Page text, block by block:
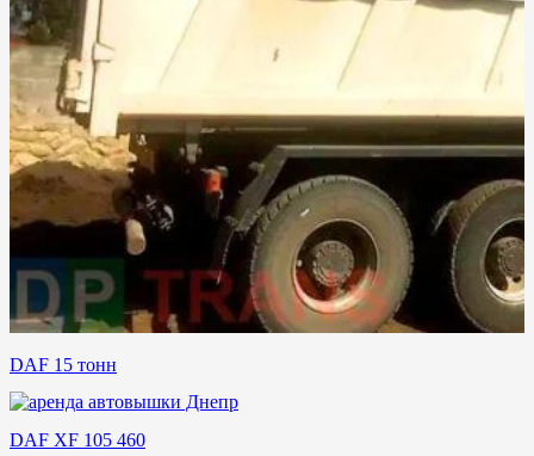
DAF 15 тонн
DAF XF 105 460